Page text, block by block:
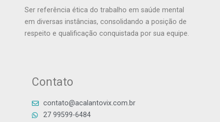
Ser referência ética do trabalho em saúde mental
em diversas instâncias, consolidando a posição de
respeito e qualificação conquistada por sua equipe.
Contato
contato@acalantovix.com.br
27 99599-6484